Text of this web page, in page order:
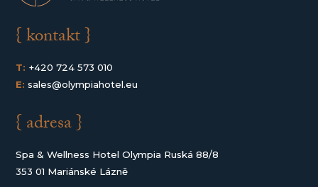
{ kontakt }
T: +420 724 573 010
E: sales@olympiahotel.eu
{ adresa }
Spa & Wellness Hotel Olympia Ruská 88/8
353 01 Mariánské Lázně